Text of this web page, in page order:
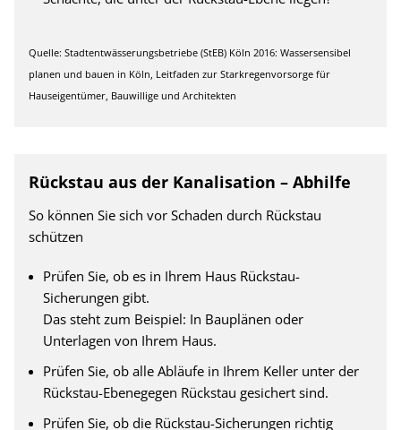
Quelle: Stadtentwässerungsbetriebe (StEB) Köln 2016: Wassersensibel
planen und bauen in Köln, Leitfaden zur Starkregenvorsorge für
Hauseigentümer, Bauwillige und Architekten
Rückstau aus der Kanalisation – Abhilfe
So können Sie sich vor Schaden durch Rückstau
schützen
Prüfen Sie, ob es in Ihrem Haus Rückstau-
Sicherungen gibt.
Das steht zum Beispiel: In Bauplänen oder
Unterlagen von Ihrem Haus.
Prüfen Sie, ob alle Abläufe in Ihrem Keller unter der
Rückstau-Ebenegegen Rückstau gesichert sind.
Prüfen Sie, ob die Rückstau-Sicherungen richtig